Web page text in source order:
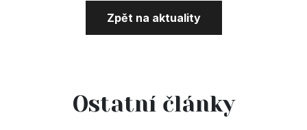
Zpět na aktuality
Ostatní články